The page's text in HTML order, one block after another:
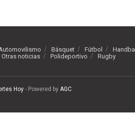
Básquet Fútbol Handball
Otras noticias Polideportivo Rugby
Hoy - Powered by AGC.